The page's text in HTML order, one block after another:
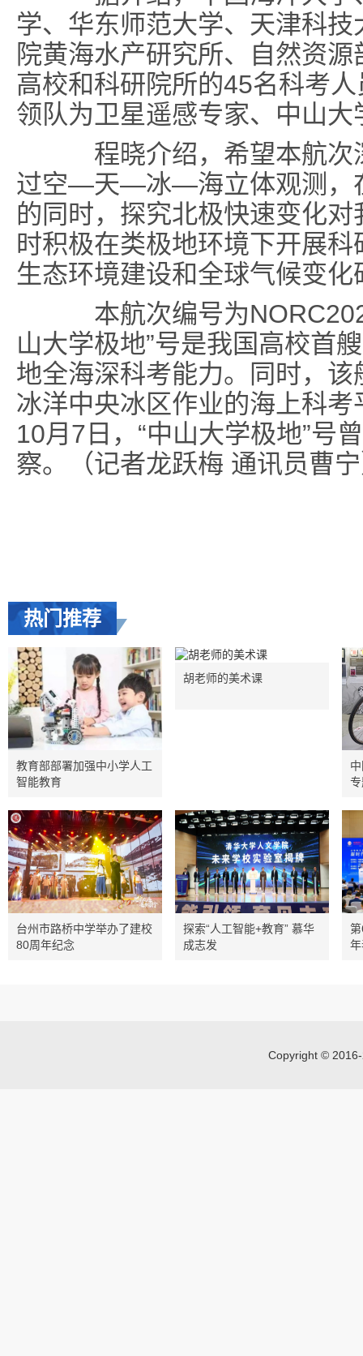
学、华东师范大学、天津科
院黄海水产研究所、自然资
高校和科研院所的45名科考
领队为卫星遥感专家、中山
程晓介绍，希望本航次
过空—天—冰—海立体观测，
的同时，探究北极快速变化
时积极在类极地环境下开展
生态环境建设和全球气候变化
本航次编号为
山大学极地”号是我国高校首
地全海深科考能力。同时，
冰洋中央冰区作业的海上科
10月7日，“中山大学极地”号
察。（记者龙跃梅 通讯员曹
热门推荐
教育部部署加强中小学人工
智能教育
胡老师的美术课
台州市路桥中学举办了建校
80周年纪念
探索“人工智能+教育” 慕华
成志发
Copyright ©